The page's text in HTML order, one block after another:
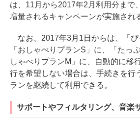
は、11月から2017年2月利用分まで
増量されるキャンペーンが実施され
なお、2017年3月1日からは、「ぴ
「おしゃべりプランS」に、「たっ
しゃべりプランM」に、自動的に移
行を希望しない場合は、手続きを行
ランを継続して利用できる。
サポートやフィルタリング、音楽